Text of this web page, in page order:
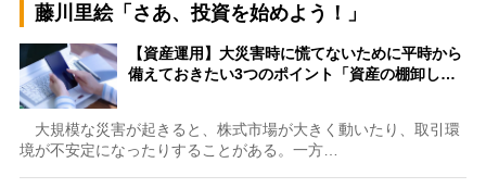
藤川里絵「さあ、投資を始めよう！」
【資産運用】大災害時に慌てないために平時から
備えておきたい3つのポイント「資産の棚卸し…
大規模な災害が起きると、株式市場が大きく動いたり、取引環
境が不安定になったりすることがある。一方…